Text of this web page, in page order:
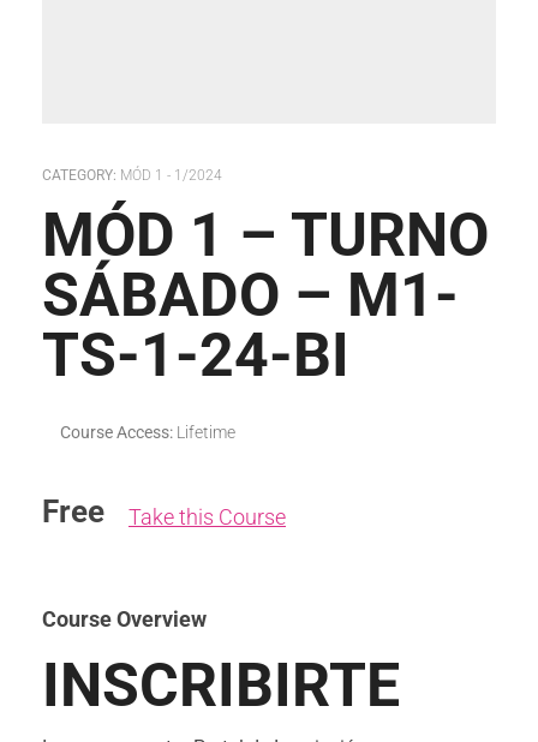
CATEGORY: MÓD 1 - 1/2024
MÓD 1 – TURNO
SÁBADO – M1-
TS-1-24-BI
Course Access: Lifetime
Free Take this Course
Course Overview
INSCRIBIRTE